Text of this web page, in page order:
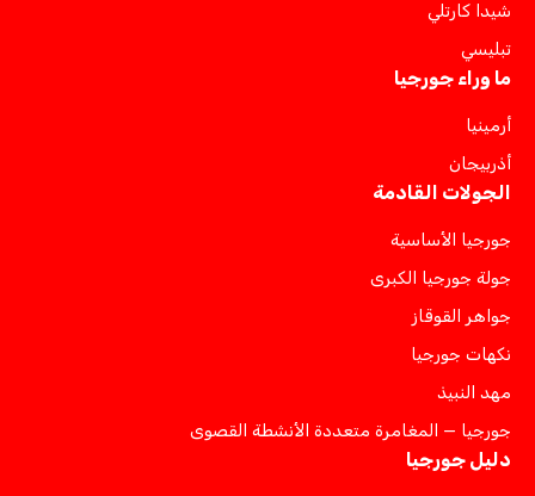
شيدا كارتلي
تبليسي
ما وراء جورجيا
أرمينيا
أذربيجان
الجولات القادمة
جورجيا الأساسية
جولة جورجيا الكبرى
جواهر القوقاز
نكهات جورجيا
مهد النبيذ
جورجيا — المغامرة متعددة الأنشطة القصوى
دليل جورجيا